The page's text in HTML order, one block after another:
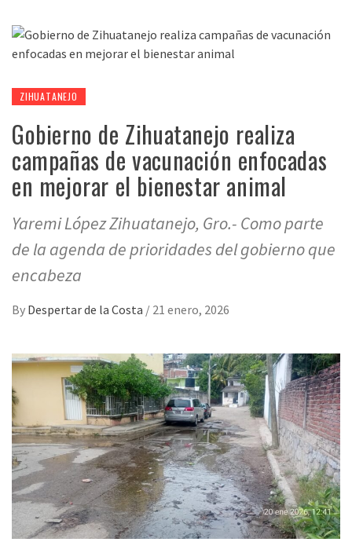
ZIHUATANEJO
Gobierno de Zihuatanejo realiza
campañas de vacunación enfocadas
en mejorar el bienestar animal
Yaremi López Zihuatanejo, Gro.- Como parte
de la agenda de prioridades del gobierno que
encabeza
By Despertar de la Costa / 21 enero, 2026